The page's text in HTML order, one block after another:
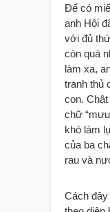
Để có
anh Hội
với đủ
còn quá
làm xa,
tranh thủ
con.
chữ
khó làm
của ba
rau và
Cách đây